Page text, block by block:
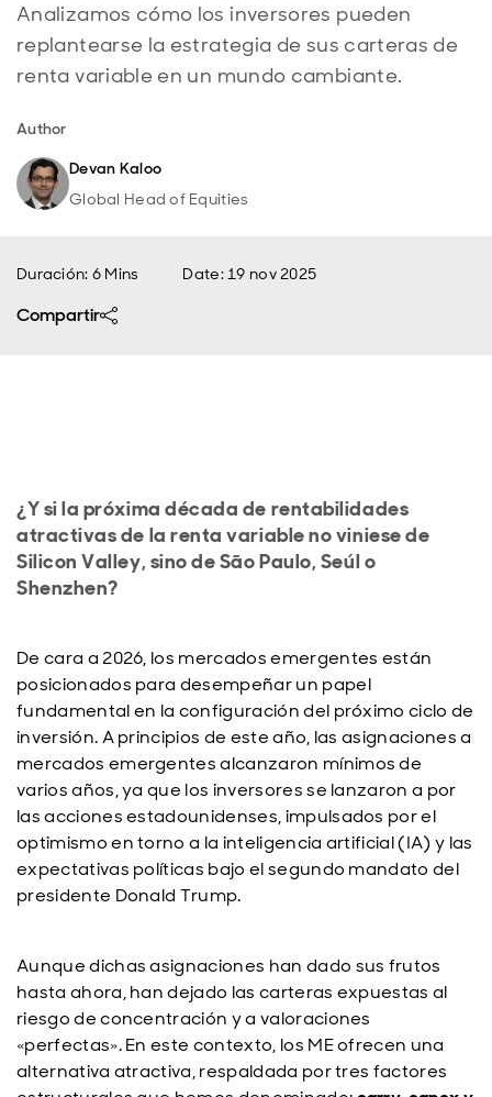
Analizamos cómo los inversores pueden
replantearse la estrategia de sus carteras de
renta variable en un mundo cambiante.
Author
Devan Kaloo
Global Head of Equities
Duración: 6 Mins Date:19 nov 2025
Compartir
¿Y si la próxima década de rentabilidades
atractivas de la renta variable no viniese de
Silicon Valley, sino de São Paulo, Seúl o
Shenzhen?
De cara a 2026, los mercados emergentes están
posicionados para desempeñar un papel
fundamental en la configuración del próximo ciclo de
inversión. A principios de este año, las asignaciones a
mercados emergentes alcanzaron mínimos de
varios años, ya que los inversores se lanzaron a por
las acciones estadounidenses, impulsados por el
optimismo en torno a la inteligencia artificial (IA) y las
expectativas políticas bajo el segundo mandato del
presidente Donald Trump.
Aunque dichas asignaciones han dado sus frutos
hasta ahora, han dejado las carteras expuestas al
riesgo de concentración y a valoraciones
«perfectas». En este contexto, los ME ofrecen una
alternativa atractiva, respaldada por tres factores